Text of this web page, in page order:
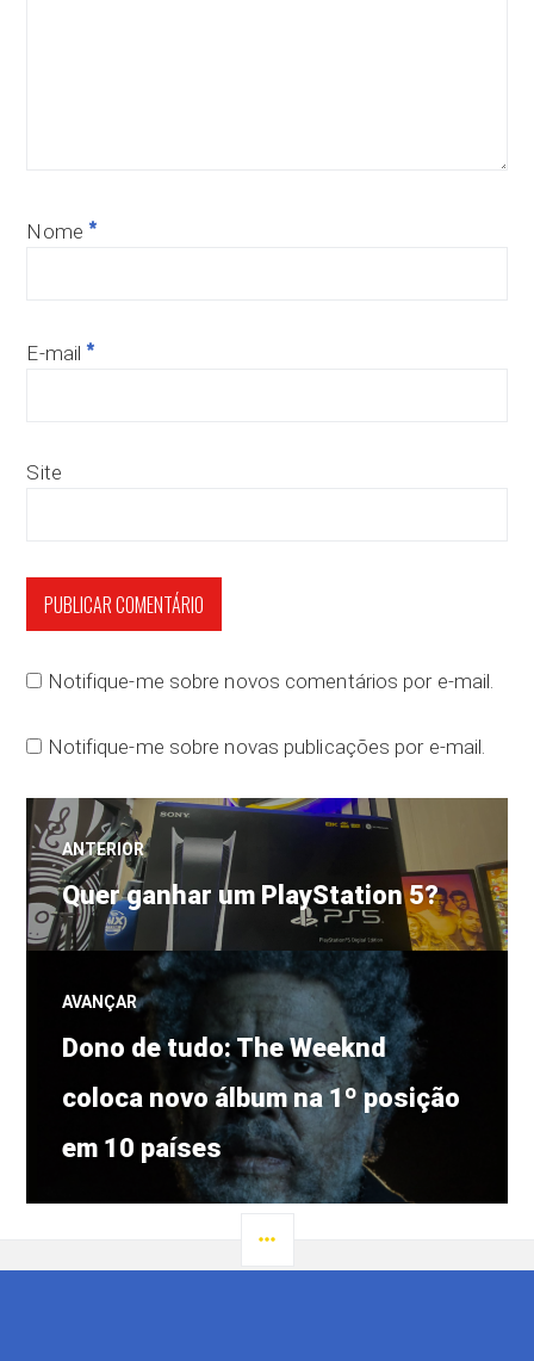
Nome *
E-mail *
Site
Notifique-me sobre novos comentários por e-mail.
Notifique-me sobre novas publicações por e-mail.
Navegação
de
Post
ANTERIOR
Post
anterior:
Quer ganhar um PlayStation 5?
AVANÇAR
Próximo
post:
Dono de tudo: The Weeknd
coloca novo álbum na 1º posição
em 10 países